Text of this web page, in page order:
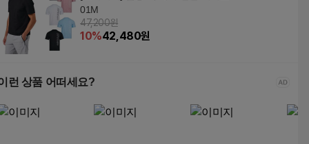
01M
47,200원
10%42,480원
런 상품 어떠세요?